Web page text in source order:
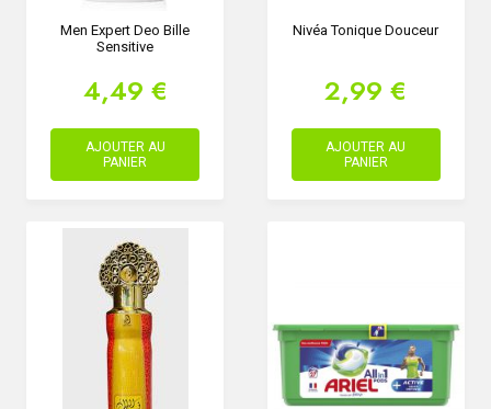
Men Expert Deo Bille
Sensitive
4,49 €
AJOUTER AU
PANIER
Nivéa Tonique Douceur
2,99 €
AJOUTER AU
PANIER